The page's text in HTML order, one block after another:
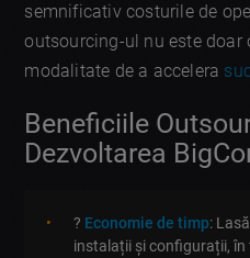
semnificativ costurile de
outsourcing-ul nu este doar
modalitate de a accelera
Beneficiile
Dezvoltarea
? Economie de timp:
instalații și configurații, în